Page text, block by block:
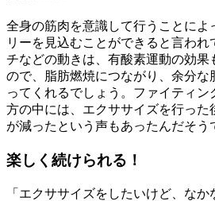
全身の筋肉を意識して行うことによ
リーを見込むことができると言わ
チなどの動きは、有酸素運動の効果
ので、脂肪燃焼につながり、余分な
ってくれるでしょう。ファイティン
方の中には、エクササイズを行った
が減ったという声もあったんだそう
楽しく続けられる！
「エクササイズをしたいけど、な